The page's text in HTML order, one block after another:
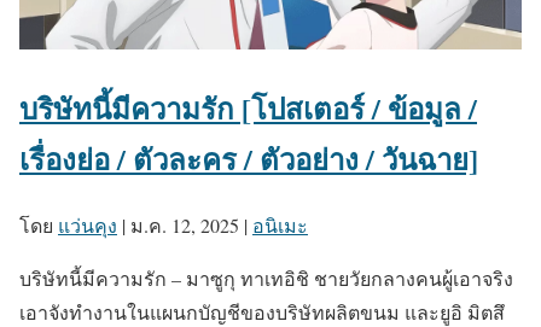
บริษัทนี้มีความรัก [โปสเตอร์ / ข้อมูล /
เรื่องย่อ / ตัวละคร / ตัวอย่าง / วันฉาย]
โดย แว่นคุง | ม.ค. 12, 2025 | อนิเมะ
บริษัทนี้มีความรัก – มาซูกุ ทาเทอิชิ ชายวัยกลางคนผู้เอาจริง
เอาจังทำงานในแผนกบัญชีของบริษัทผลิตขนม และยูอิ มิตสึ